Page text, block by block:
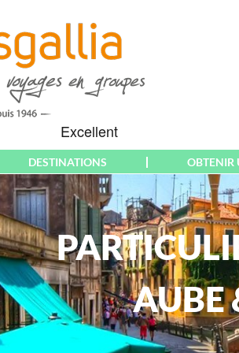
DESTINATIONS
EUROPE
ALBANIE
ALGARVE
ALLEMAGNE
ALSACE
AMNEVILLE
AMSTERDAM
ANDALOUSIE
ANGLETERRE
ATHÈNES
CRÈTE
ECOSSE
EMILIE-ROMAGNE
ESPAGNE
EUROPA-PARK
FLORENCE
FLORIADE
EXPOSITION
FRANCE
FUERTEVENTURA
OBTENIR
AUBE